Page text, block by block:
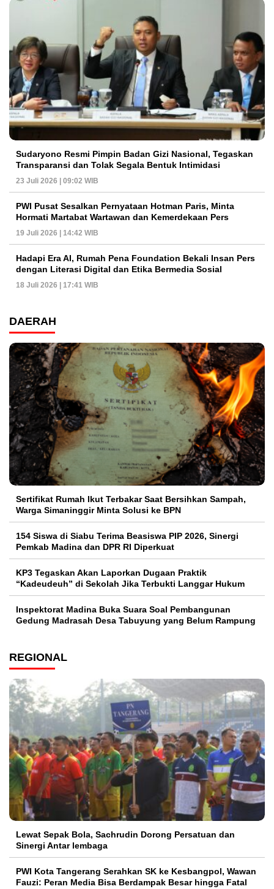
Sudaryono Resmi Pimpin Badan Gizi Nasional, Tegaskan
Transparansi dan Tolak Segala Bentuk Intimidasi
23 Juli 2026 | 09:02 WIB
PWI Pusat Sesalkan Pernyataan Hotman Paris, Minta
Hormati Martabat Wartawan dan Kemerdekaan Pers
19 Juli 2026 | 14:42 WIB
Hadapi Era AI, Rumah Pena Foundation Bekali Insan Pers
dengan Literasi Digital dan Etika Bermedia Sosial
18 Juli 2026 | 17:41 WIB
DAERAH
Sertifikat Rumah Ikut Terbakar Saat Bersihkan Sampah,
Warga Simaninggir Minta Solusi ke BPN
154 Siswa di Siabu Terima Beasiswa PIP 2026, Sinergi
Pemkab Madina dan DPR RI Diperkuat
KP3 Tegaskan Akan Laporkan Dugaan Praktik
“Kadeudeuh” di Sekolah Jika Terbukti Langgar Hukum
Inspektorat Madina Buka Suara Soal Pembangunan
Gedung Madrasah Desa Tabuyung yang Belum Rampung
REGIONAL
Lewat Sepak Bola, Sachrudin Dorong Persatuan dan
Sinergi Antar lembaga
PWI Kota Tangerang Serahkan SK ke Kesbangpol, Wawan
Fauzi: Peran Media Bisa Berdampak Besar hingga Fatal